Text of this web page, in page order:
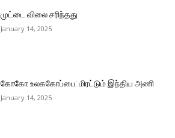
முட்டை விலை சரிந்தது
January 14, 2025
கோகோ உலககோப்பை: மிரட்டும் இந்திய அணி
January 14, 2025